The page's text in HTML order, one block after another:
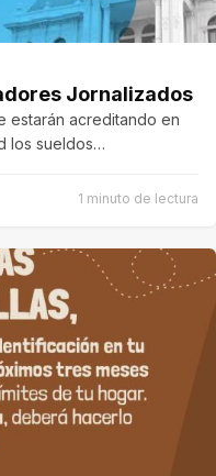
Jornalizados
estarán acreditando en
los sueldos…
1 minuto de lectura